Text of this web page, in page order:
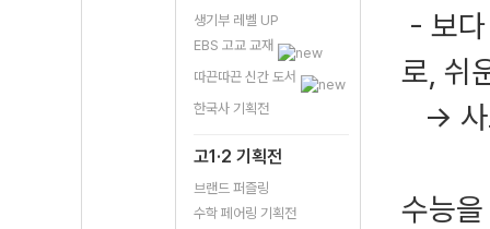
생기부 레벨 UP
EBS 고교 교재
따끈따끈 신간 도서
한국사 기획전
고1·2 기획전
브랜드 퍼즐링
수학 페어링 기획전
- 보
로, 쉬
→ 사
수능